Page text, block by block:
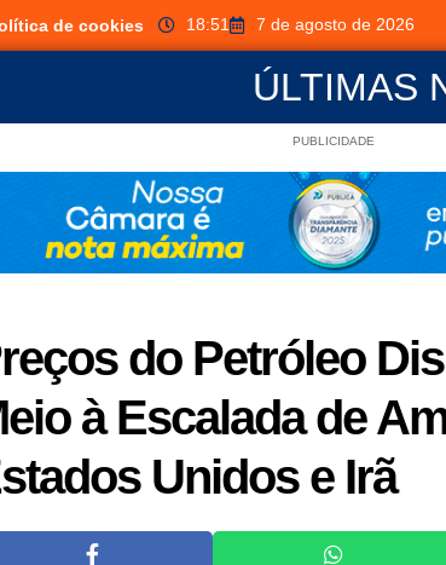
de cookies 18:51 7 de agosto de 2026
ÚLTIMAS
PUBLICIDADE
do Petróleo
à Escalada de
Unidos e Irã